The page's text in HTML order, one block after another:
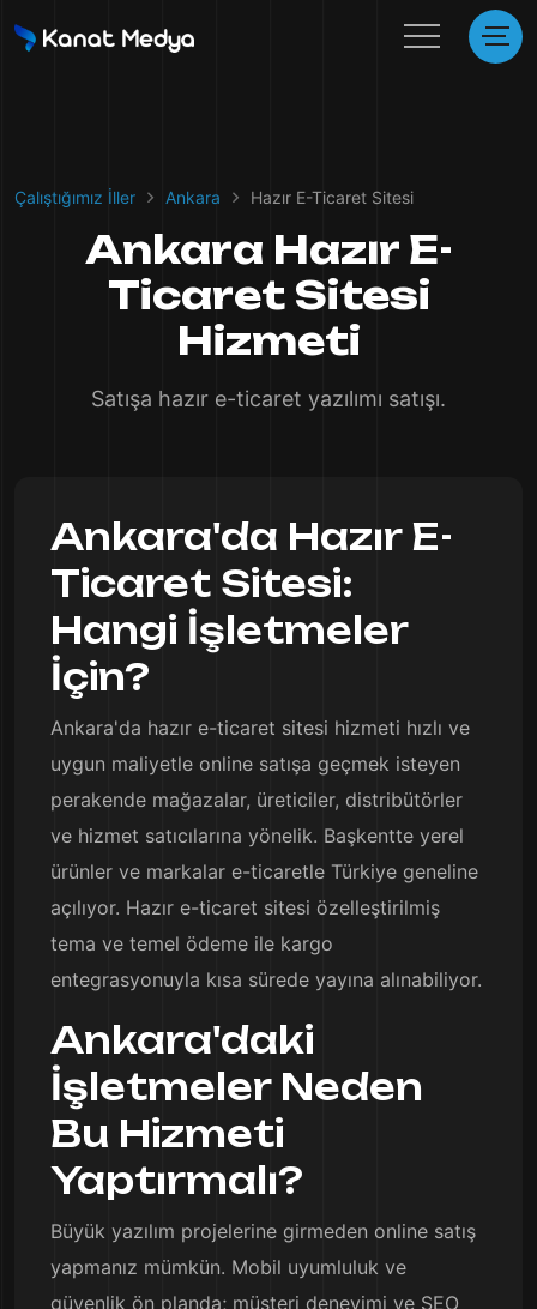
Çalıştığımız İller Ankara Hazır E-Ticaret Sitesi
Ankara Hazır E-
Ticaret Sitesi
Hizmeti
Satışa hazır e-ticaret yazılımı satışı.
Ankara'da Hazır E-
Ticaret Sitesi:
Hangi İşletmeler
İçin?
Ankara'da hazır e-ticaret sitesi hizmeti hızlı ve
uygun maliyetle online satışa geçmek isteyen
perakende mağazalar, üreticiler, distribütörler
ve hizmet satıcılarına yönelik. Başkentte yerel
ürünler ve markalar e-ticaretle Türkiye geneline
açılıyor. Hazır e-ticaret sitesi özelleştirilmiş
tema ve temel ödeme ile kargo
entegrasyonuyla kısa sürede yayına alınabiliyor.
Ankara'daki
İşletmeler Neden
Bu Hizmeti
Yaptırmalı?
Büyük yazılım projelerine girmeden online satış
yapmanız mümkün. Mobil uyumluluk ve
güvenlik ön planda; müşteri deneyimi ve SEO